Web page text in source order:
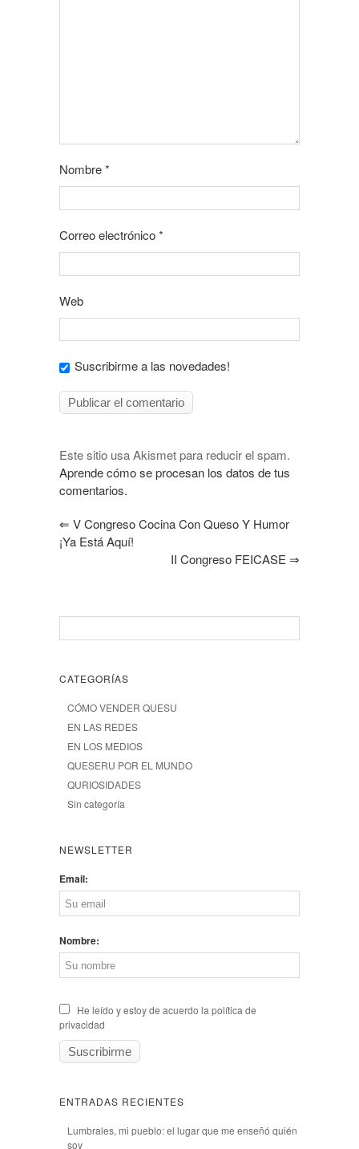
Nombre*
Correo electrónico*
Web
Suscribirme a las novedades!
Este sitio usa Akismet para reducir el spam.
Aprende cómo se procesan los datos de tus
comentarios.
⇐ V Congreso Cocina Con Queso Y Humor
¡Ya Está Aquí!
II Congreso FEICASE⇒
CATEGORÍAS
CÓMO VENDER QUESU
EN LAS REDES
EN LOS MEDIOS
QUESERU POR EL MUNDO
QURIOSIDADES
Sin categoría
NEWSLETTER
Email:
Nombre:
He leído y estoy de acuerdo la política de
privacidad
ENTRADAS RECIENTES
Lumbrales, mi pueblo: el lugar que me enseñó quién
soy